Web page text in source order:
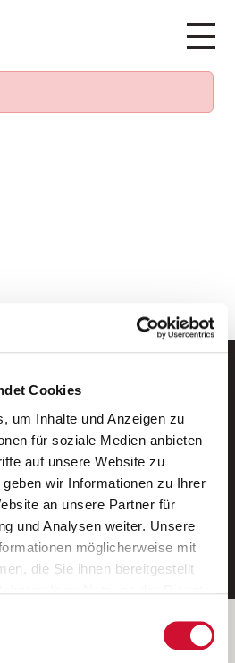
Cookies
um Inhalte und Anzeigen zu
für soziale Medien anbieten
auf unsere Website zu
wir Informationen zu Ihrer
an unsere Partner für
und Analysen weiter. Unsere
möglicherweise mit
die Sie ihnen bereitgestellt
klicken, so stimmen
Cookies zu. Sie können
per E-Mail.
Service von AWO
Jobs.
eintragen